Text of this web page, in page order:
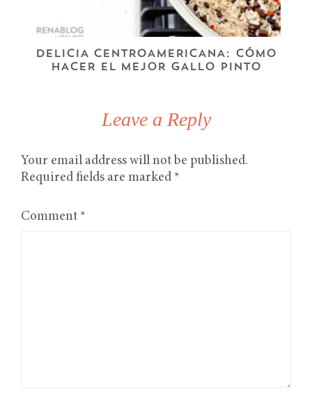
DELICIA CENTROAMERICANA: CÓMO
HACER EL MEJOR GALLO PINTO
Leave a Reply
Your email address will not be published.
Required fields are marked *
Comment *